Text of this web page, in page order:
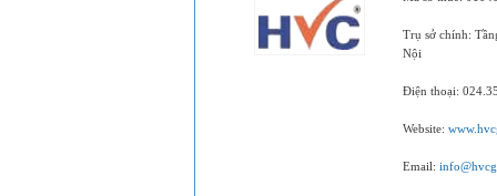
Trụ sở chính:
Nội
Điện thoại:
Website:
Email: